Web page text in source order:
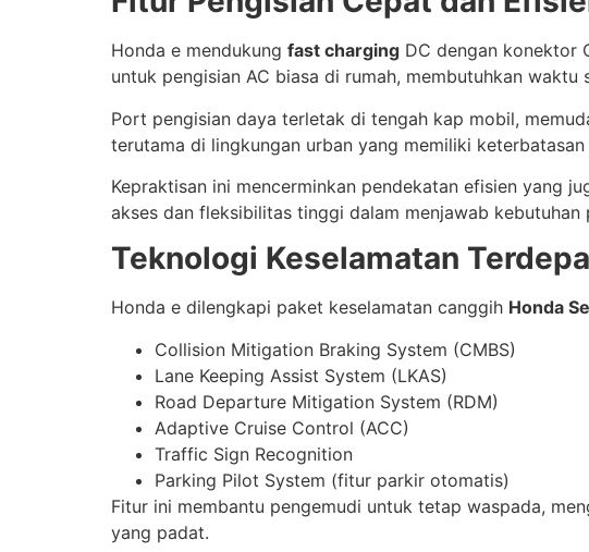
Honda e mendukung fast charging DC dengan konektor
untuk pengisian AC biasa di rumah, membutuhkan
Port pengisian daya terletak di tengah kap mobil,
terutama di lingkungan urban yang memiliki keterbatasan
Kepraktisan ini mencerminkan pendekatan efisien yang
akses dan fleksibilitas tinggi dalam menjawab kebutuhan
Teknologi Keselamatan
Honda e dilengkapi paket keselamatan canggih Honda
Collision Mitigation Braking System (CMBS)
Lane Keeping Assist System (LKAS)
Road Departure Mitigation System (RDM)
Adaptive Cruise Control (ACC)
Traffic Sign Recognition
Parking Pilot System (fitur parkir otomatis)
Fitur ini membantu pengemudi untuk tetap waspada,
yang padat.